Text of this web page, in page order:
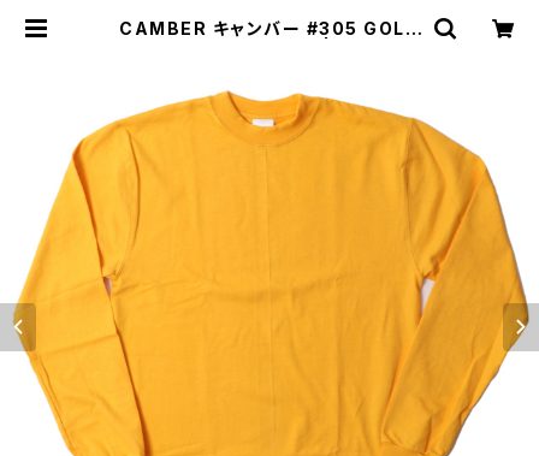
CAMBER キャンバー #305 GOLD